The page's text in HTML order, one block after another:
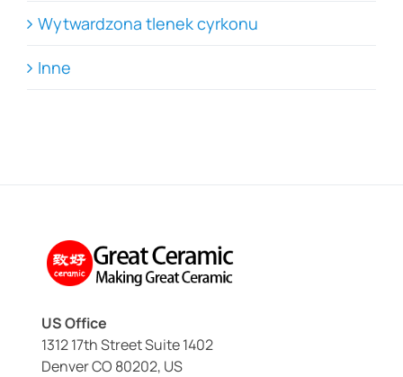
Wytwardzona tlenek cyrkonu
Inne
US Office
1312 17th Street Suite 1402
Denver CO 80202, US